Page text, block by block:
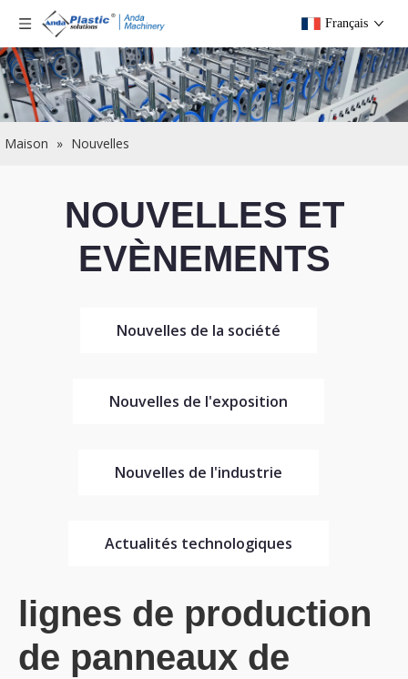
Français
Maison » Nouvelles
NOUVELLES ET
EVÈNEMENTS
Nouvelles de la société
Nouvelles de l'exposition
Nouvelles de l'industrie
Actualités technologiques
lignes de production
de panneaux de